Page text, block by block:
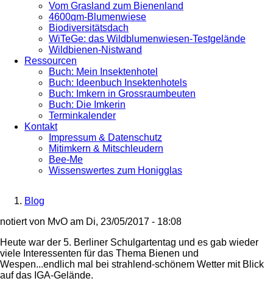
Vom Grasland zum Bienenland
4600qm-Blumenwiese
Biodiversitätsdach
WiTeGe: das Wildblumenwiesen-Testgelände
Wildbienen-Nistwand
Ressourcen
Buch: Mein Insektenhotel
Buch: Ideenbuch Insektenhotels
Buch: Imkern in Grossraumbeuten
Buch: Die Imkerin
Terminkalender
Kontakt
Impressum & Datenschutz
Mitimkern & Mitschleudern
Bee-Me
Wissenswertes zum Honigglas
Breadcrumb
Blog
notiert von MvO am Di, 23/05/2017 - 18:08
Heute war der 5. Berliner Schulgartentag und es gab wieder
viele Interessenten für das Thema Bienen und
Wespen...endlich mal bei strahlend-schönem Wetter mit Blick
auf das IGA-Gelände.